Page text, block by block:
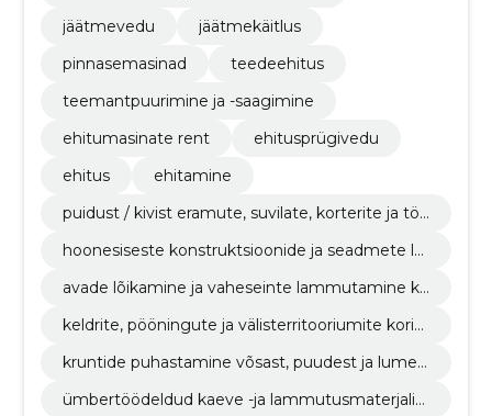
jäätmevedu
jäätmekäitlus
pinnasemasinad
teedeehitus
teemantpuurimine ja -saagimine
ehitumasinate rent
ehitusprügivedu
ehitus
ehitamine
puidust / kivist eramute, suvilate, korterite ja töö
äravedu.
hoonesiseste konstruktsioonide ja seadmete la
avade lõikamine ja vaheseinte lammutamine ko
keldrite, pööningute ja välisterritooriumite korist
kruntide puhastamine võsast, puudest ja lumes
ümbertöödeldud kaeve -ja lammutusmaterjalid